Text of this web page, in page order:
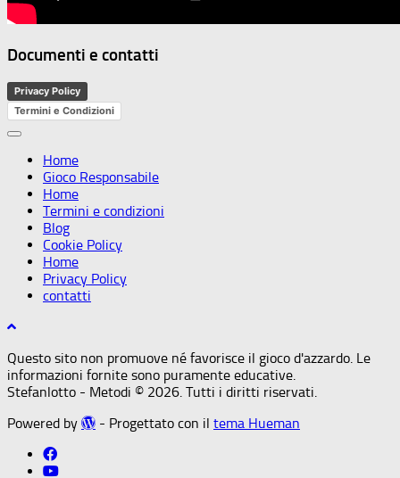
Documenti e contatti
Privacy Policy
Termini e Condizioni
Home
Gioco Responsabile
Home
Termini e condizioni
Blog
Cookie Policy
Home
Privacy Policy
contatti
Questo sito non promuove né favorisce il gioco d'azzardo. Le
informazioni fornite sono puramente educative.
Stefanlotto - Metodi © 2026. Tutti i diritti riservati.
Powered by
- Progettato con il tema Hueman